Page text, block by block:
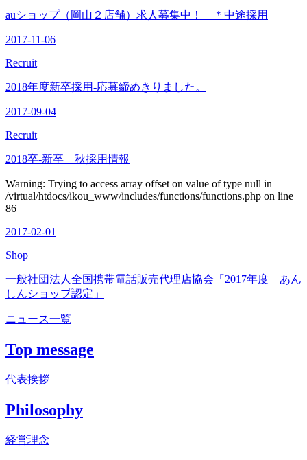
auショップ（岡山２店舗）求人募集中！ ＊中途採用
2017-11-06
Recruit
2018年度新卒採用-応募締めきりました。
2017-09-04
Recruit
2018卒-新卒 秋採用情報
Warning: Trying to access array offset on value of type null in
/virtual/htdocs/ikou_www/includes/functions/functions.php on line
86
2017-02-01
Shop
一般社団法人全国携帯電話販売代理店協会「2017年度 あん
しんショップ認定」
ニュース一覧
Top message
代表挨拶
Philosophy
経営理念